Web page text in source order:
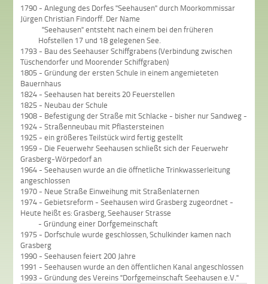
1790 - Anlegung des Dorfes "Seehausen" durch Moorkommissar
Jürgen Christian Findorff. Der Name
"Seehausen" entsteht nach einem bei den früheren
Hofstellen 17 und 18 gelegenen See.
1793 - Bau des Seehauser Schiffgrabens (Verbindung zwischen
Tüschendorfer und Moorender Schiffgraben)
1805 - Gründung der ersten Schule in einem angemieteten
Bauernhaus
1824 - Seehausen hat bereits 20 Feuerstellen
1825 - Neubau der Schule
1908 - Befestigung der Straße mit Schlacke - bisher nur Sandweg -
1924 - Straßenneubau mit Pflastersteinen
1925 - ein größeres Teilstück wird fertig gestellt
1959 - Die Feuerwehr Seehausen schließt sich der Feuerwehr
Grasberg-Wörpedorf an
1964 - Seehausen wurde an die öffnetliche Trinkwasserleitung
angeschlossen
1970 - Neue Straße Einweihung mit Straßenlaternen
1974 - Gebietsreform - Seehausen wird Grasberg zugeordnet -
Heute heißt es: Grasberg, Seehauser Strasse
- Gründung einer Dorfgemeinschaft
1975 - Dorfschule wurde geschlossen, Schulkinder kamen nach
Grasberg
1990 - Seehausen feiert 200 Jahre
1991 - Seehausen wurde an den öffentlichen Kanal angeschlossen
1993 - Gründung des Vereins "Dorfgemeinschaft Seehausen e.V."